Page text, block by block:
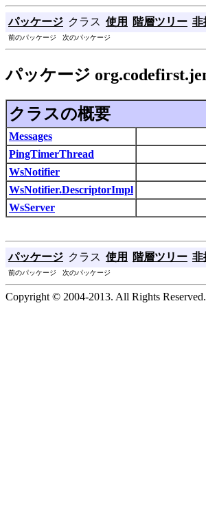
パッケージ クラス 使用 階層ツリー 非
前のパッケージ 次のパッケージ
パッケージ
クラスの概要
Messages
PingTimerThread
WsNotifier
WsNotifier.DescriptorImpl
WsServer
パッケージ クラス 使用 階層ツリー 非
前のパッケージ 次のパッケージ
Copyright © 2004-2013. All Rights Reserved.